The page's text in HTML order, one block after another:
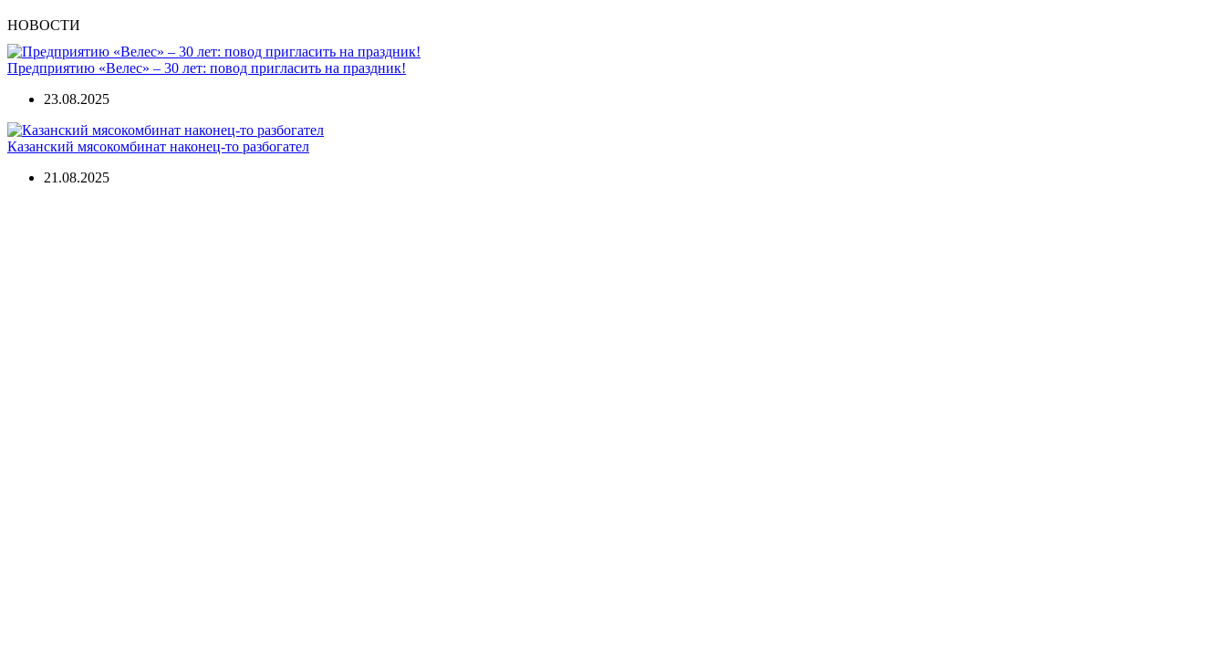
НОВОСТИ
Предприятию «Велес» – 30 лет: повод пригласить на праздник!
23.08.2025
Казанский мясокомбинат наконец-то разбогател
21.08.2025